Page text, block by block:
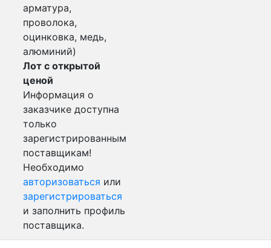
арматура,
проволока,
оцинковка, медь,
алюминий)
Лот с открытой
ценой
Информация о
заказчике доступна
только
зарегистрированным
поставщикам!
Необходимо
авторизоваться или
зарегистрироваться
и заполнить профиль
поставщика.